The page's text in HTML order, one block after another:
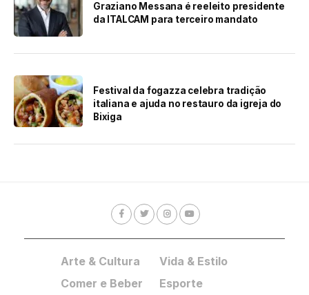
Graziano Messana é reeleito presidente
da ITALCAM para terceiro mandato
Festival da fogazza celebra tradição
italiana e ajuda no restauro da igreja do
Bixiga
Arte & Cultura
Comer e Beber
Vida & Estilo
Esporte